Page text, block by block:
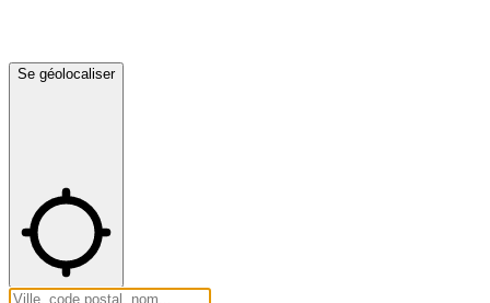
Se géolocaliser